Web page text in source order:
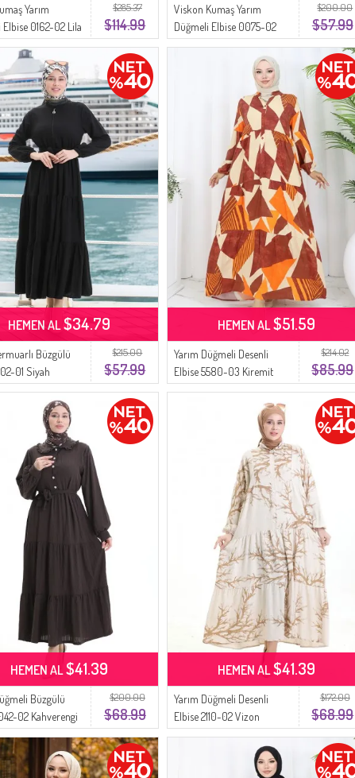
$285.37
$114.99
Yarım
Elbise 0162-02 Lila
$200.00
$57.99
Viskon Kumaş Yarım
Düğmeli Elbise 0075-02
Lacivert
$215.00
$57.99
Büzgülü
01 Siyah
HEMEN AL$34.79
$214.02
$85.99
Yarım Düğmeli Desenli
Elbise 5580-03 Kiremit
HEMEN AL$51.59
$200.00
$68.99
Büzgülü
02 Kahverengi
HEMEN AL$41.39
$172.00
$68.99
Yarım Düğmeli Desenli
Elbise 2110-02 Vizon
HEMEN AL$41.39